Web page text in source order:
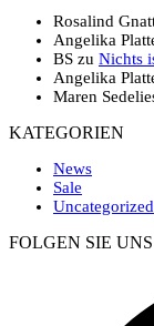
Rosalind
Angelika
BS zu Nichts
Angelika
Maren
KATEGORIEN
News
Sale
Uncategorized
FOLGEN SIE UNS